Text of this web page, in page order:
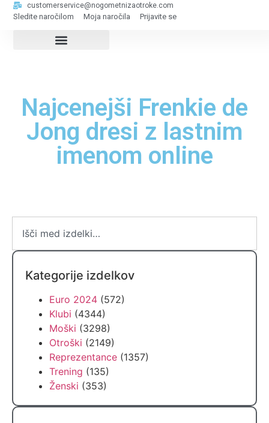
customerservice@nogometnizaotroke.com
Sledite naročilom Moja naročila Prijavite se
Najcenejši Frenkie de
Jong dresi z lastnim
imenom online
Kategorije izdelkov
Euro 2024 (572)
Klubi (4344)
Moški (3298)
Otroški (2149)
Reprezentance (1357)
Trening (135)
Ženski (353)